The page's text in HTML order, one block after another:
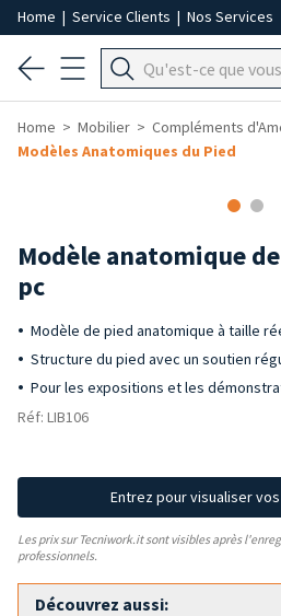
Home | Service Clients | Nos Services
Home Mobilier
Compléments
Modèles Anatomiques du Pied
Modèle anatomique
pc
Modèle de pied anatomique à taille
Structure du pied avec un soutien
Pour les expositions et les
Réf: LIB106
Entrez pour visualiser
Les prix sur Tecniwork.it sont visibles après
professionnels.
Découvrez aussi: